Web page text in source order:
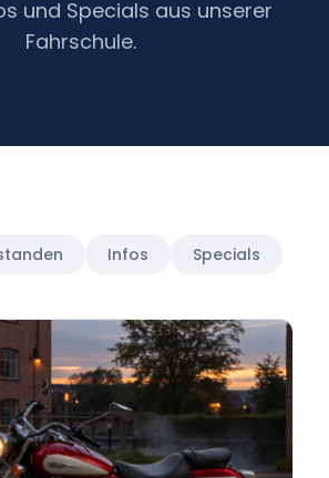
und Specials aus unserer
Fahrschule.
Infos Specials